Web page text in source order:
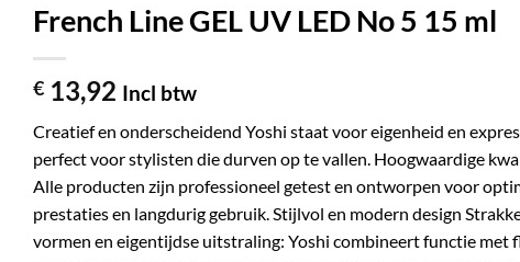
French Line GEL UV LED No 5 15 ml
€ 13,92 Incl btw
Creatief en onderscheidend Yoshi staat voor eigenheid en
perfect voor stylisten die durven op te vallen. Hoogwaardige
Alle producten zijn professioneel getest en ontworpen voor
prestaties en langdurig gebruik. Stijlvol en modern design
vormen en eigentijdse uitstraling: Yoshi combineert functie met